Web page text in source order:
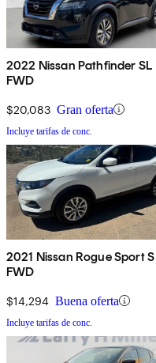
2022 Nissan Pathfinder SL
FWD
$20,083 Gran oferta
Incluye tarifas de conc.
2021 Nissan Rogue Sport S
FWD
$14,294 Buena oferta
Incluye tarifas de conc.